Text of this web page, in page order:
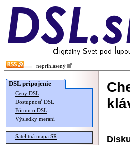
neprihlásený
DSL pripojenie
Ceny DSL
Dostupnosť DSL
Fórum o DSL
Výsledky meraní
Satelitná mapa SR